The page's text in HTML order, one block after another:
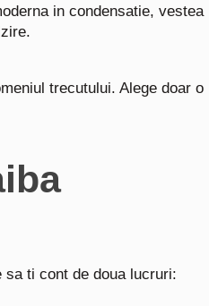
in condensatie, vestea
trecutului. Alege doar o
ti cont de doua lucruri: